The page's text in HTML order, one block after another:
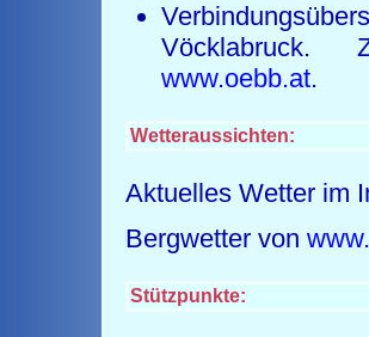
Vöcklabruck.
www.oebb.at.
Wetteraussichten:
Aktuelles Wetter im
Bergwetter von
Stützpunkte: